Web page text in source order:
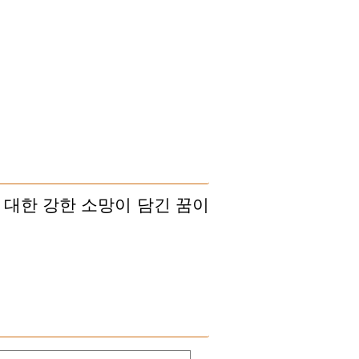
한 강한 소망이 담긴 꿈이